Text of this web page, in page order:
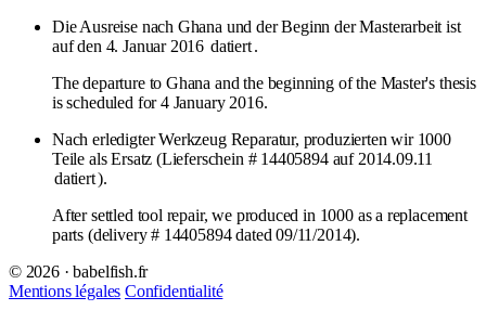
Die Ausreise nach Ghana und der Beginn der Masterarbeit ist
auf den 4. Januar 2016 datiert.
The departure to Ghana and the beginning of the Master's thesis
is scheduled for 4 January 2016.
Nach erledigter Werkzeug Reparatur, produzierten wir 1000
Teile als Ersatz (Lieferschein # 14405894 auf 2014.09.11
datiert).
After settled tool repair, we produced in 1000 as a replacement
parts (delivery # 14405894 dated 09/11/2014).
© 2026 · babelfish.fr
Mentions légales Confidentialité